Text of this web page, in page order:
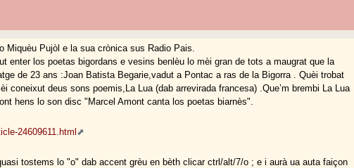
Pujòl e la sua crònica sus Radio Pais.
enter los poetas bigordans e vesins benlèu lo mèi gran de tots a maugrat que la
de 23 ans :Joan Batista Begarie,vadut a Pontac a ras de la Bigorra . Quèi trobat
coneixut deus sons poemis,La Lua (dab arrevirada francesa) .Que’m brembi La Lua
hens lo son disc "Marcel Amont canta los poetas biarnès".
24609611.html
tostems lo "o" dab accent grèu en bèth clicar ctrl/alt/7/o ; e i aurà ua auta faiçon